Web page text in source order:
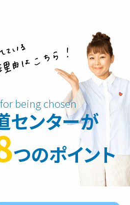
センターが
つのポイント